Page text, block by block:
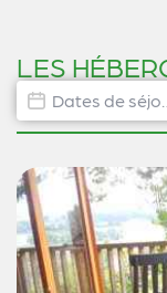
LES
Dates de
Date